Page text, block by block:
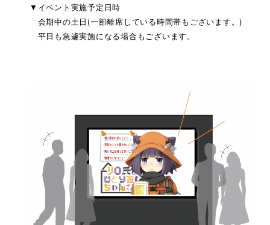
▼イベント実施予定日時
会期中の土日(一部離席している時間帯もございます。)
平日も急遽実施になる場合もございます。